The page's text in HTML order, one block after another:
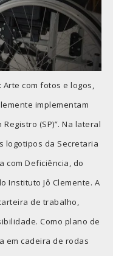
Arte com fotos e logos,
implementam
(SP)”. Na lateral
logotipos da Secretaria
com Deficiência, do
Instituto Jô Clemente. A
de trabalho,
Como plano de
em cadeira de rodas